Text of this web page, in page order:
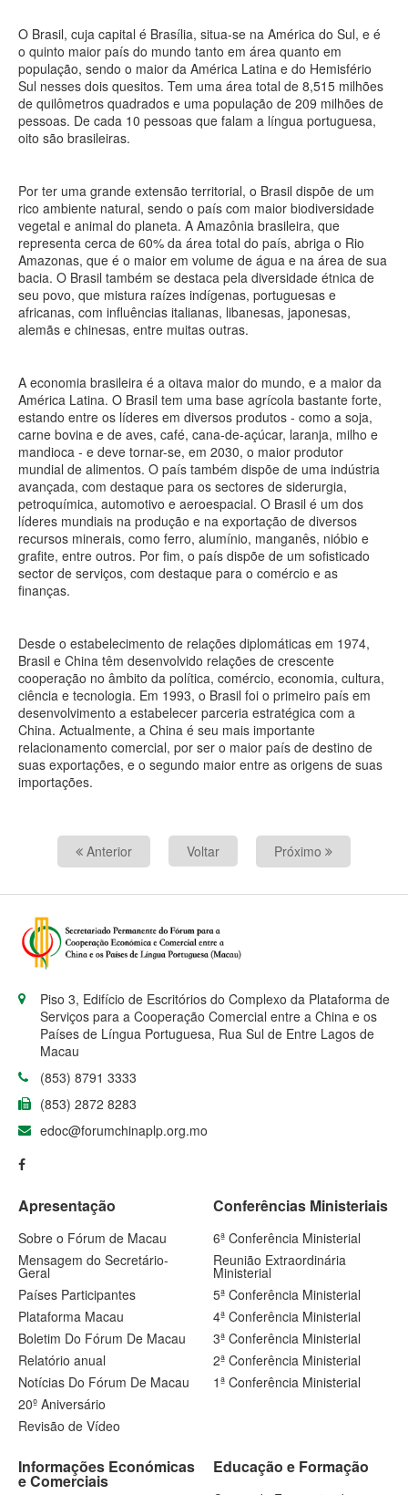
O Brasil, cuja capital é Brasília, situa-se na América do Sul, e é
o quinto maior país do mundo tanto em área quanto em
população, sendo o maior da América Latina e do Hemisfério
Sul nesses dois quesitos. Tem uma área total de 8,515 milhões
de quilômetros quadrados e uma população de 209 milhões de
pessoas. De cada 10 pessoas que falam a língua portuguesa,
oito são brasileiras.
Por ter uma grande extensão territorial, o Brasil dispõe de um
rico ambiente natural, sendo o país com maior biodiversidade
vegetal e animal do planeta. A Amazônia brasileira, que
representa cerca de 60% da área total do país, abriga o Rio
Amazonas, que é o maior em volume de água e na área de sua
bacia. O Brasil também se destaca pela diversidade étnica de
seu povo, que mistura raízes indígenas, portuguesas e
africanas, com influências italianas, libanesas, japonesas,
alemãs e chinesas, entre muitas outras.
A economia brasileira é a oitava maior do mundo, e a maior da
América Latina. O Brasil tem uma base agrícola bastante forte,
estando entre os líderes em diversos produtos - como a soja,
carne bovina e de aves, café, cana-de-açúcar, laranja, milho e
mandioca - e deve tornar-se, em 2030, o maior produtor
mundial de alimentos. O país também dispõe de uma indústria
avançada, com destaque para os sectores de siderurgia,
petroquímica, automotivo e aeroespacial. O Brasil é um dos
líderes mundiais na produção e na exportação de diversos
recursos minerais, como ferro, alumínio, manganês, nióbio e
grafite, entre outros. Por fim, o país dispõe de um sofisticado
sector de serviços, com destaque para o comércio e as
finanças.
Desde o estabelecimento de relações diplomáticas em 1974,
Brasil e China têm desenvolvido relações de crescente
cooperação no âmbito da política, comércio, economia, cultura,
ciência e tecnologia. Em 1993, o Brasil foi o primeiro país em
desenvolvimento a estabelecer parceria estratégica com a
China. Actualmente, a China é seu mais importante
relacionamento comercial, por ser o maior país de destino de
suas exportações, e o segundo maior entre as origens de suas
importações.
Anterior Voltar Próximo
Piso 3, Edifício de Escritórios do Complexo da Plataforma de
Serviços para a Cooperação Comercial entre a China e os
Países de Língua Portuguesa, Rua Sul de Entre Lagos de
Macau
(853) 8791 3333
(853) 2872 8283
edoc@forumchinaplp.org.mo
Apresentação
Sobre o Fórum de Macau
Mensagem do Secretário-
Geral
Países Participantes
Plataforma Macau
Boletim Do Fórum De Macau
Relatório anual
Notícias Do Fórum De Macau
20º Aniversário
Revisão de Vídeo
Conferências Ministeriais
6ª Conferência Ministerial
Reunião Extraordinária
Ministerial
5ª Conferência Ministerial
4ª Conferência Ministerial
3ª Conferência Ministerial
2ª Conferência Ministerial
1ª Conferência Ministerial
Informações Económicas
e Comerciais
Educação e Formação